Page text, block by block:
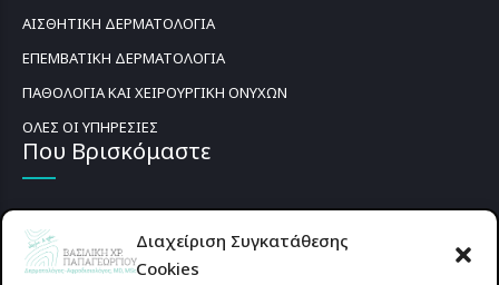
Διαχείριση Συγκατάθεσης
Cookies
ΑΙΣΘΗΤΙΚΗ ΔΕΡΜΑΤΟΛΟΓΙΑ
ΕΠΕΜΒΑΤΙΚΗ ΔΕΡΜΑΤΟΛΟΓΙΑ
ΠΑΘΟΛΟΓΙΑ ΚΑΙ ΧΕΙΡΟΥΡΓΙΚΗ ΟΝΥΧΩΝ
ΟΛΕΣ ΟΙ ΥΠΗΡΕΣΙΕΣ
Που Βρισκόμαστε